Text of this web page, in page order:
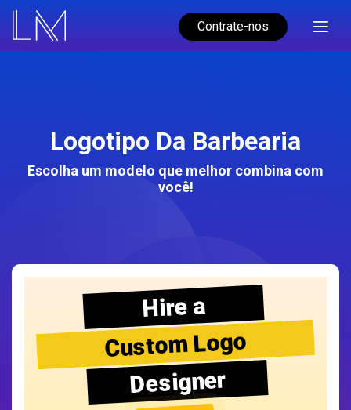
Contrate-nos
Logotipo Da Barbearia
Escolha um modelo que melhor combina com
você!
Hire a
Custom Logo
Designer